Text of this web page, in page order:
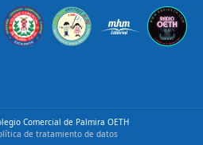
Comercial de Palmira OETH
de tratamiento de datos